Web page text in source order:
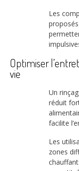
Les
Optimiser
vie
Un
réduit
facilite
Les
zones